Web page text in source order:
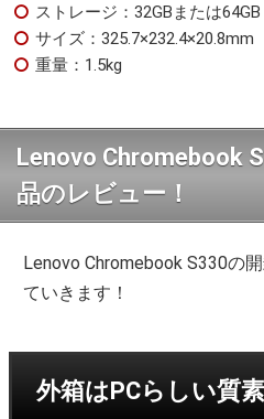
ストレージ：32GBまたは64GB
サイズ：325.7×232.4×20.8mm
重量：1.5kg
Lenovo Chromebook
品のレビュー！
Lenovo Chromebook S330の
ていきます！
外箱はPCらしい質